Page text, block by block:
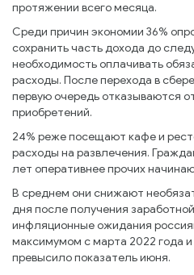
протяжении всего месяца.
Среди причин экономии 36%
сохранить часть дохода до
необходимость оплачивать
расходы. После перехода в
первую очередь отказываются
приобретений.
24% реже посещают кафе и
расходы на развлечения.
лет оперативнее прочих
В среднем они снижают
дня после получения
инфляционные ожидания
максимумом с марта 2022 года и
превысило показатель июня.